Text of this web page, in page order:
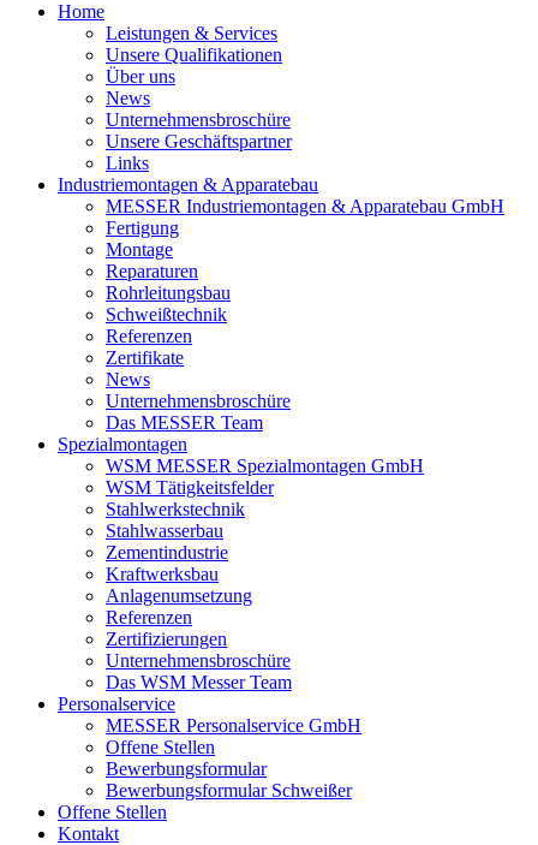
Home
Leistungen & Services
Unsere Qualifikationen
Über uns
News
Unternehmensbroschüre
Unsere Geschäftspartner
Links
Industriemontagen & Apparatebau
MESSER Industriemontagen & Apparatebau GmbH
Fertigung
Montage
Reparaturen
Rohrleitungsbau
Schweißtechnik
Referenzen
Zertifikate
News
Unternehmensbroschüre
Das MESSER Team
Spezialmontagen
WSM MESSER Spezialmontagen GmbH
WSM Tätigkeitsfelder
Stahlwerkstechnik
Stahlwasserbau
Zementindustrie
Kraftwerksbau
Anlagenumsetzung
Referenzen
Zertifizierungen
Unternehmensbroschüre
Das WSM Messer Team
Personalservice
MESSER Personalservice GmbH
Offene Stellen
Bewerbungsformular
Bewerbungsformular Schweißer
Offene Stellen
Kontakt